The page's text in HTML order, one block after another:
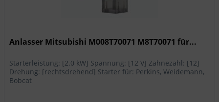
Anlasser Mitsubishi M008T70071 M8T70071 für...
Starterleistung: [2.0 kW] Spannung: [12 V] Zähnezahl: [12]
Drehung: [rechtsdrehend] Starter für: Perkins, Weidemann,
Bobcat